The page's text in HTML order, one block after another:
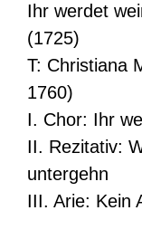
Ihr werdet
(1725)
T: Christiana
1760)
I. Chor: Ihr
II. Rezitativ:
untergehn
III. Arie: Kein